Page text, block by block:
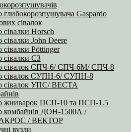
глибокорозпушувача Gaspardo
сівалок
сівалки Horsch
John Deere
сівалки Pöttinger
сівалки СЗ
сівалок СПЧ-6/ СПЧ-6М/ СПЧ-8
сівалок СУПН-6/ СУПН-8
сівалок УПС/ ВЕСТА
жниварок ПСП-10 та ПСП-1.5
комбайнів ДОН-1500А /
/ ВЕКТОР
вузли